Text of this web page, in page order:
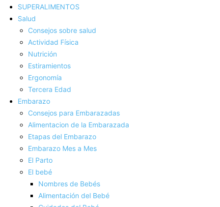
SUPERALIMENTOS
Salud
Consejos sobre salud
Actividad Fí­sica
Nutrición
Estiramientos
Ergonomí­a
Tercera Edad
Embarazo
Consejos para Embarazadas
Alimentacion de la Embarazada
Etapas del Embarazo
Embarazo Mes a Mes
El Parto
El bebé
Nombres de Bebés
Alimentación del Bebé